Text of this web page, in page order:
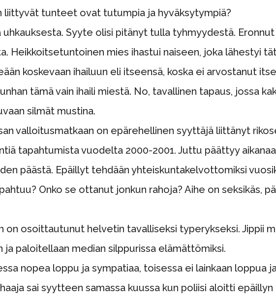
liittyvät tunteet ovat tutumpia ja hyväksytympiä?
Syyte olisi pitänyt tulla tyhmyydestä. Eronnut
Heikkoitsetuntoinen mies ihastui naiseen, joka lähestyi
koskevaan ihailuun eli itseensä, koska ei arvostanut
tämä vain ihaili miestä. No, tavallinen tapaus, jossa
silmät mustina.
valloitusmatkaan on epärehellinen syyttäjä liittänyt
tapahtumista vuodelta 2000-2001. Juttu päättyy
päästä. Epäillyt tehdään yhteiskuntakelvottomiksi
Onko se ottanut jonkun rahoja? Aihe on seksikäs,
on osoittautunut helvetin tavalliseksi typerykseksi. Jippii
ja paloitellaan median silppurissa elämättömiksi.
nopea loppu ja sympatiaa, toisessa ei lainkaan loppua
sai syytteen samassa kuussa kun poliisi aloitti